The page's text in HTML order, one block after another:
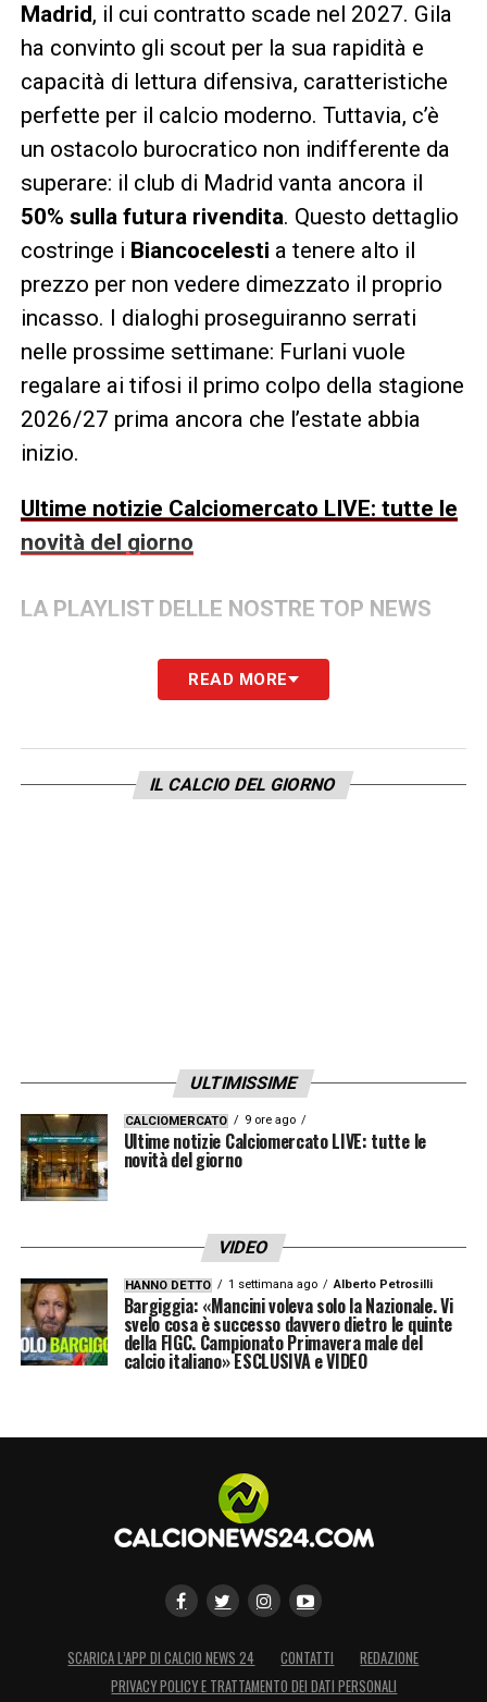
Madrid, il cui contratto scade nel 2027. Gila
ha convinto gli scout per la sua rapidità e
capacità di lettura difensiva, caratteristiche
perfette per il calcio moderno. Tuttavia, c’è
un ostacolo burocratico non indifferente da
superare: il club di Madrid vanta ancora il
50% sulla futura rivendita. Questo dettaglio
costringe i Biancocelesti a tenere alto il
prezzo per non vedere dimezzato il proprio
incasso. I dialoghi proseguiranno serrati
nelle prossime settimane: Furlani vuole
regalare ai tifosi il primo colpo della stagione
2026/27 prima ancora che l’estate abbia
inizio.
Ultime notizie Calciomercato LIVE: tutte le
novità del giorno
LA PLAYLIST DELLE NOSTRE TOP NEWS
READ MORE
IL CALCIO DEL GIORNO
ULTIMISSIME
CALCIOMERCATO 9 ore ago
Ultime notizie Calciomercato LIVE: tutte le
novità del giorno
VIDEO
HANNO DETTO 1 settimana ago Alberto Petrosilli
Bargiggia: «Mancini voleva solo la Nazionale. Vi
svelo cosa è successo davvero dietro le quinte
della FIGC. Campionato Primavera male del
calcio italiano» ESCLUSIVA e VIDEO
SCARICA L’APP DI CALCIO NEWS 24 CONTATTI
REDAZIONE
PRIVACY POLICY E TRATTAMENTO DEI DATI PERSONALI